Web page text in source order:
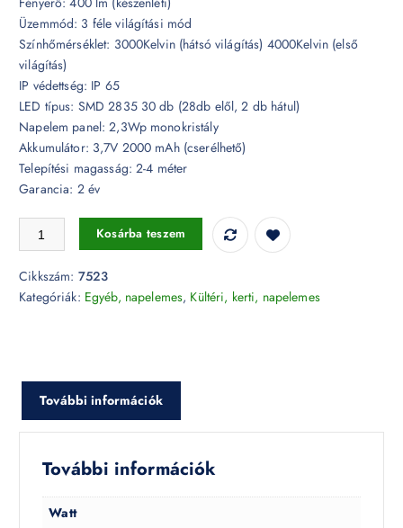
Üzemmód: 3 féle világítási mód
Színhőmérséklet: 3000Kelvin (hátsó világítás) 4000Kelvin (első
világítás)
IP védettség: IP 65
LED típus: SMD 2835 30 db (28db elől, 2 db hátul)
Napelem panel: 2,3Wp monokristály
Akkumulátor: 3,7V 2000 mAh (cserélhető)
Telepítési magasság: 2-4 méter
Garancia: 2 év
3W LED napelemes lámpa fehér - 7523 mennyiség
Kosárba teszem
Cikkszám: 7523
Kategóriák: Egyéb, napelemes, Kültéri, kerti, napelemes
További információk
További információk
Watt